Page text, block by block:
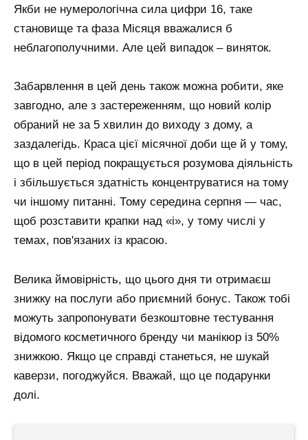
Якби не нумерологічна сила цифри 16, таке
становище та фаза Місяця вважалися б
неблагополучними. Але цей випадок – виняток.
Забарвлення в цей день також можна робити, яке
завгодно, але з застереженням, що новий колір
обраний не за 5 хвилин до виходу з дому, а
заздалегідь. Краса цієї місячної доби ще й у тому,
що в цей період покращується розумова діяльність
і збільшується здатність концентруватися на тому
чи іншому питанні. Тому середина серпня — час,
щоб розставити крапки над «i», у тому числі у
темах, пов'язаних із красою.
Велика ймовірність, що цього дня ти отримаєш
знижку на послуги або приємний бонус. Також тобі
можуть запропонувати безкоштовне тестування
відомого косметичного бренду чи манікюр із 50%
знижкою. Якщо це справді станеться, не шукай
каверзи, погоджуйся. Вважай, що це подарунки
долі.